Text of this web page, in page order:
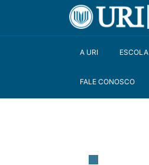
A URI ESCOLA
FALE CONOSCO